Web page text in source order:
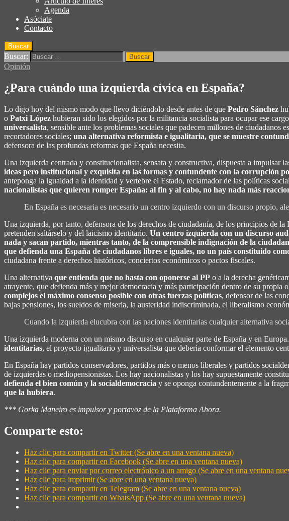
Agenda
Asóciate
Contacto
Buscar
Buscar:
Opinión
¿Para cuándo una izquierda cívica en España?
Lo digo hoy del mismo modo que llevo diciéndolo desde antes de que Pedro Sánchez
o Patxi López hubieran sido los elegidos por la militancia socialista para ocupar ese
universalista, sensible ante los problemas sociales que padecen millones de
recortadores sociales; una alternativa reformista e igualitaria, que se muestre
defensora de las profundas reformas que España necesita.
Una izquierda centrada y constitucionalista, sensata y constructiva, dispuesta a impulsar
ideas pero institucional y exquisita en las formas y contundente con la corrupción
anteponga la igualdad a la identidad y vertebre el Estado, reclamador de las políticas
nacionalistas que quieren romper España: al fin y al cabo, no hay nada más
En España es necesaria es necesario un centro izquierdo con un discurso propio,
Una izquierda, por tanto, defensora de los derechos de ciudadanía, de los principios de
pretenden saltárselo y del laicismo identitario. Un centro izquierda con un discurso
nada y sacan partido, mientras tanto, de la comprensible indignación de la
que defienda una España de ciudadanos libres e iguales, no un país constituido
ciudadana frente a derechos históricos, conciertos económicos o pactos fiscales.
Una alternativa que entienda que no basta con oponerse al PP o a la derecha
atrayente, que defienda más y mejor democracia y más participación dentro de su propia
complejos el máximo consenso posible con otras fuerzas políticas, defensor de las
bajas pensiones, los sueldos de miseria, la austeridad indiscriminada, el liberalismo
Cuando la izquierda elucubra con las naciones identitarias cualquier alternativa
Una izquierda moderna con un mismo discurso en cualquier parte de España y en
identitarias, el proyecto igualitario y universalista que debería conformar el elemento
En España hay partidos conservadores, partidos más o menos liberales y partidos
de izquierdas o mediopensionistas. Los hay nacionalistas y los hay supuestamente
defienda el bien común y la socialdemocracia y se oponga contundentemente a la
que la hubiera.
*** Gorka Maneiro es impulsor y portavoz de la Plataforma Ahora.
Comparte esto:
Haz clic para compartir en Twitter (Se abre en una ventana nueva)
Haz clic para compartir en Facebook (Se abre en una ventana nueva)
Haz clic para enviar por correo electrónico a un amigo (Se abre en una ventana
Haz clic para imprimir (Se abre en una ventana nueva)
Haz clic para compartir en Telegram (Se abre en una ventana nueva)
Haz clic para compartir en WhatsApp (Se abre en una ventana nueva)